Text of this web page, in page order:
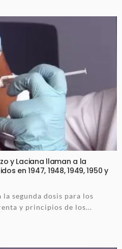
y Laciana llaman a la
en 1947, 1948, 1949, 1950 y
la segunda dosis para los
y principios de los...